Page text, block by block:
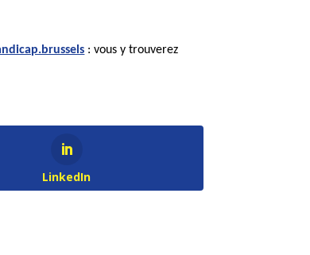
: vous y trouverez
LinkedIn